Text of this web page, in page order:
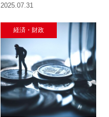
2025.07.31
経済・財政